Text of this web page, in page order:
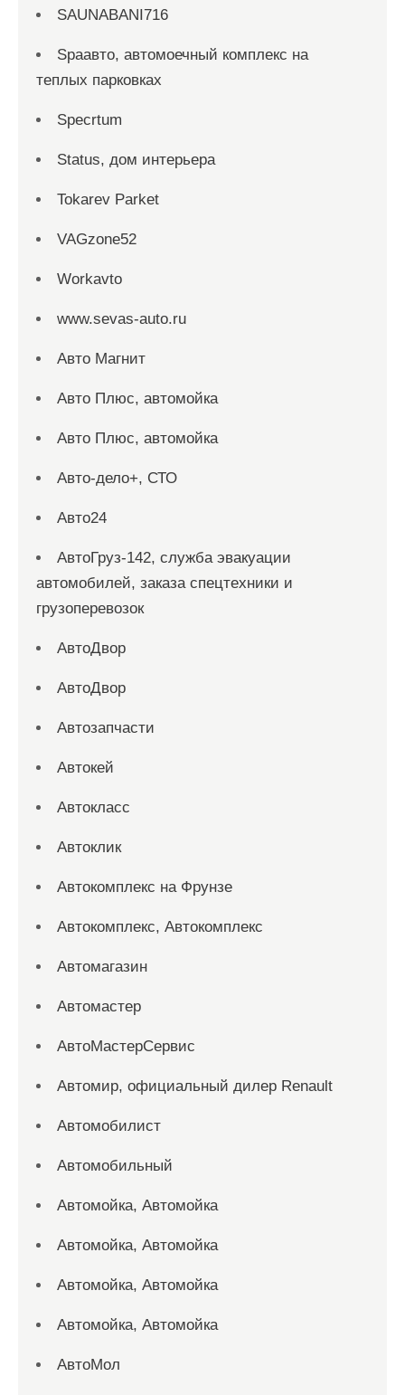
SAUNABANI716
Spaавто, автомоечный комплекс на
теплых парковках
Specrtum
Status, дом интерьера
Tokarev Parket
VAGzone52
Workavto
www.sevas-auto.ru
Авто Магнит
Авто Плюс, автомойка
Авто Плюс, автомойка
Авто-дело+, СТО
Авто24
АвтоГруз-142, служба эвакуации
автомобилей, заказа спецтехники и
грузоперевозок
АвтоДвор
АвтоДвор
Автозапчасти
Автокей
Автокласс
Автоклик
Автокомплекс на Фрунзе
Автокомплекс, Автокомплекс
Автомагазин
Автомастер
АвтоМастерСервис
Автомир, официальный дилер Renault
Автомобилист
Автомобильный
Автомойка, Автомойка
Автомойка, Автомойка
Автомойка, Автомойка
Автомойка, Автомойка
АвтоМол